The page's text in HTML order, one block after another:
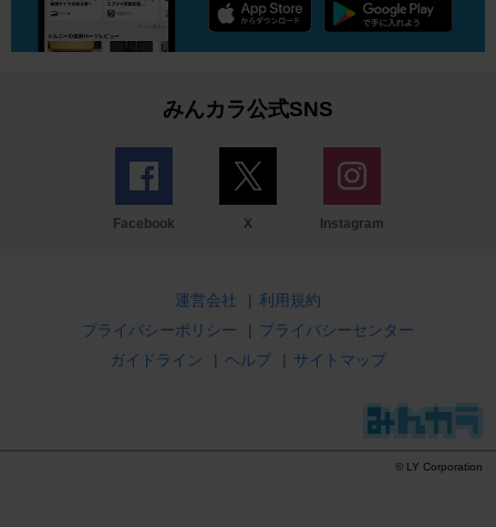
みんカラ公式SNS
Facebook X Instagram
運営会社 | 利用規約
プライバシーポリシー
| プライバシーセンター
ガイドライン
| ヘルプ | サイトマップ
© LY Corporation